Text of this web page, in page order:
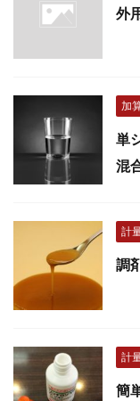
外
加
単
混
計
調
計
簡